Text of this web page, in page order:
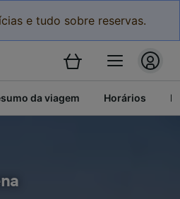
e tudo sobre reservas.
da viagem Horários